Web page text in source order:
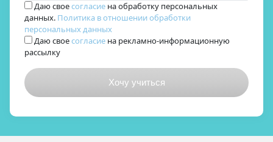
Даю своесогласие на обработку персональных
данных. Политика в отношении обработки
персональных данных
Даю своесогласие на рекламно-информационную
рассылку